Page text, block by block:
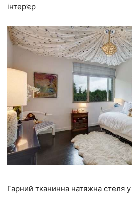
інтер’єр
Гарний тканинна натяжна стеля у